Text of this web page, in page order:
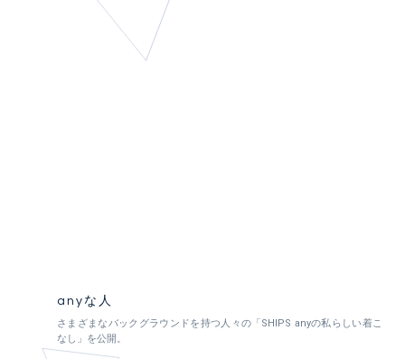
anyな人
さまざまなバックグラウンドを持つ人々の「SHIPS anyの私らしい着こ
なし」を公開。